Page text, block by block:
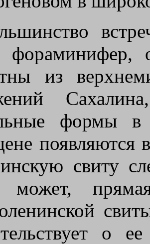
фораминифер,
из
формы
появляются
свиту
может,
о